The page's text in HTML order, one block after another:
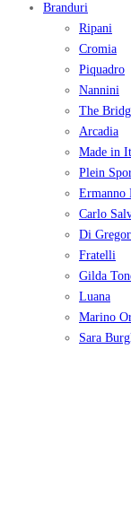
Branduri
Ripani
Cromia
Piquadro
Nannini
The
Arcadia
Made in
Plein
Ermanno
Carlo
Di
Fratelli
Gilda
Luana
Marino
Sara